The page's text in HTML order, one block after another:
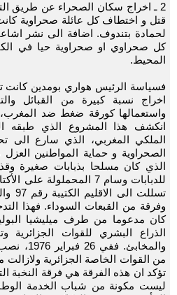
2 ـ اخراج سكان الصحراء عن طريق
قتل و اختطاف كل عائلة صحراوية
لحمادة بتندوف. اضافة الى نشر
كل صحراوي او صحراوية حيا في
المحيط.
فسياسة الرئيس هواري بومدين
اخراج نسبة كبيرة من القبائل
واستعمالها كورقة ضغط ضد المغرب،
انكشف هذا المشروع الذي طبقه
الملكي المغربي، الذي سارع الى
الصحراوية و حماية المواطنين
للدبابات وسام 7
وفرقة من القبعات السوداء. فهذا
كان مدعوما من طرف ميليشيا
الذراع البشري للقوات الجزائرية
والمخابئ.
من القوات الخاصة الجزائرية
تؤكد ان هذه الفرقة هي فرقة النخبة
ليست مكونة من شباب الخدمة